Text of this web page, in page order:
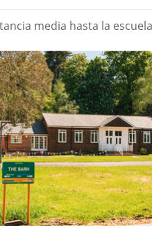
media hasta la